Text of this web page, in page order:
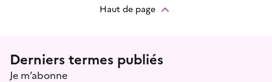
Haut de page
Menu prefooter
Derniers termes publiés
Je m’abonne